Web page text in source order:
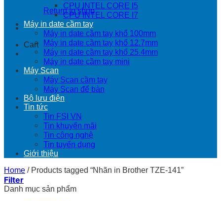
Return to shop
Cart
CPU INTEL CORE I5
CPU INTEL CORE I7
Máy in date cầm tay
Máy in date cầm tay khổ 100mm
Máy in date cầm tay khổ 12.7mm
Máy in date cầm tay khổ 25.4mm
Máy in date cầm tay mini
Máy Scan
Máy Scan cầm tay
Máy Scan để bàn
Bộ lưu điện
Tin tức
Tin FSI VN
Tin khuyến mãi
Tin công nghệ
Tin tuyển dụng
Giới thiệu
Home /Products tagged “Nhãn in Brother TZE-141”
Filter
Danh mục sản phẩm